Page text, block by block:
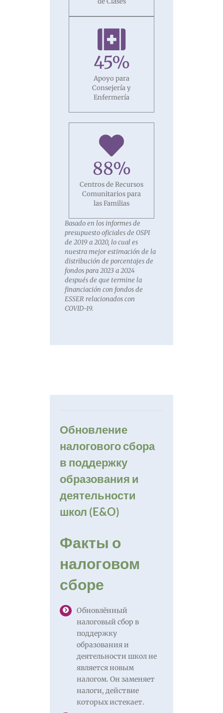
45%
Apoyo para
Consejería y
Enfermería
88%
Centros de Recursos
Comunitarios para
las Familias
Basado en los informes de
presupuesto oficiales de OSPI
de 2019 a 2020, lo cual es
nuestra mejor estimación de la
distribución de porcentajes de
fondos para 2023 a 2024
después de que termine la
financiación con fondos de
ESSER relacionados con
COVID-19.
Обновление
налогового сбора
в поддержку
образования и
деятельности
школ (E&O)
Факты о
налоговом
сборе
Обновлённый
налоговый сбор в
поддержку
образования и
деятельности школ не
является новым
налогом. Он заменяет
налоги, действие
которых истекает.